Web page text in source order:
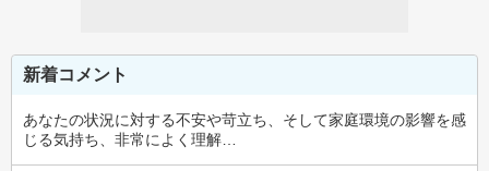
新着コメント
あなたの状況に対する不安や苛立ち、そして家庭環境の影響を感
じる気持ち、非常によく理解…